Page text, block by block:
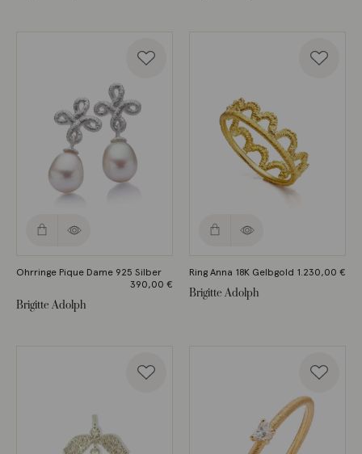
Ohrringe Pique Dame 925 Silber
390,00 €
Brigitte Adolph
Ring Anna 18K Gelbgold 1.230,00 €
Brigitte Adolph